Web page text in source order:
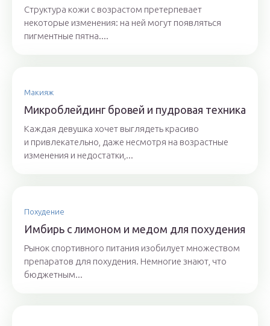
Структура кожи с возрастом претерпевает
некоторые изменения: на ней могут появляться
пигментные пятна....
Макияж
Микроблейдинг бровей и пудровая техника
Каждая девушка хочет выглядеть красиво
и привлекательно, даже несмотря на возрастные
изменения и недостатки,...
Похудение
Имбирь с лимоном и медом для похудения
Рынок спортивного питания изобилует множеством
препаратов для похудения. Немногие знают, что
бюджетным...